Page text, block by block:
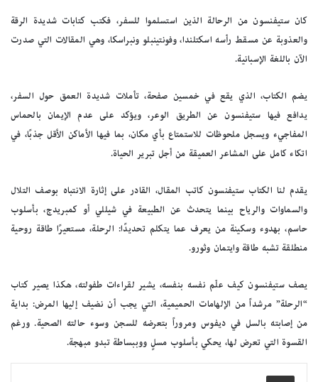
كان ستيفنسون من الرحالة الذين استسلموا للسفر، فكتب كتابات شديدة الرقة
والعذوبة عن مسقط رأسه اسكتلندا، وفونتينبلو ونبراسكا، وهي المقالات التي صدرت
الآن باللغة الإسبانية.
يضم الكتاب، الذي يقع في خمسين صفحة، تأملات شديدة العمق حول السفر،
يدافع فيها ستيفنسون عن الطريق الوعر، ويؤكد على عدم الإيمان بالحماس
المفاجيء ويسجل ملحوظات للاستمتاع بأي مكان، بما فيها الأماكن الأقل جذبًا، في
اتكاء كامل على المشاعر العميقة من أجل تبرير الحياة.
يقدم لنا الكتاب ستيفنسون كاتب المقال، القادر على إثارة الانتباه بوصف التلال
والسماوات والرياح بينما يتحدث عن الطبيعة في شيللي أو كمبريدج، بأسلوب
حاسم، بهدوء وسكينة من يعرف عما يتكلم تحديدًا: الرحلة، مستعيرًا طاقة روحية
منطلقة تشبه طاقة وايتمان وثورو.
يصف ستيفنسون كيف علّم نفسه بنفسه، يشير لقراءات طفولته، هكذا يصير كتاب
“الرحلة” مرشداً من الإلهامات الحميمية، التي يجب أن نضيف إليها المرض: بداية
من إصابته بالسل في ديفوس ومروراً بتعرضه للسجن وسوء حالته الصحية. ورغم
القسوة التي تعرض لها، يحكي بأسلوب مسلٍ ووببساطة تبدو مبهجة.